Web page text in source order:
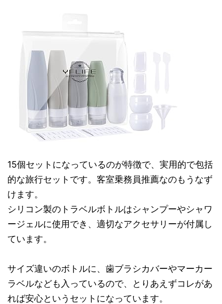
15個セットになっているのが特徴で、実用的で包括
的な旅行セットです。客室乗務員推薦なのもうなず
けます。
シリコン製のトラベルボトルはシャンプーやシャワ
ージェルに使用でき、適切なアクセサリーが付属し
ています。
サイズ違いのボトルに、歯ブラシカバーやマーカー
ラベルなども入っているので、とりあえずコレがあ
れば安心というセットになっています。